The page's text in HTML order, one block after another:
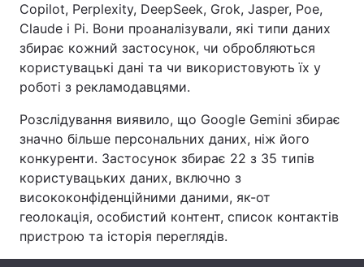
Здоров'я Туризм
Цікавинки Погода
Екологія
Лонгріди
Відео з Youtube Статті
Інтерв'ю Думки
Архів Вакансії
Copilot, Perplexity, DeepSeek, Grok, Jasper, Poe,
Claude і Pi. Вони проаналізували, які типи даних
збирає кожний застосунок, чи обробляються
користувацькі дані та чи використовують їх у
роботі з рекламодавцями.
Розслідування виявило, що Google Gemini збирає
значно більше персональних даних, ніж його
конкуренти. Застосунок збирає 22 з 35 типів
користувацьких даних, включно з
висококонфіденційними даними, як-от
геолокація, особистий контент, список контактів
пристрою та історія переглядів.